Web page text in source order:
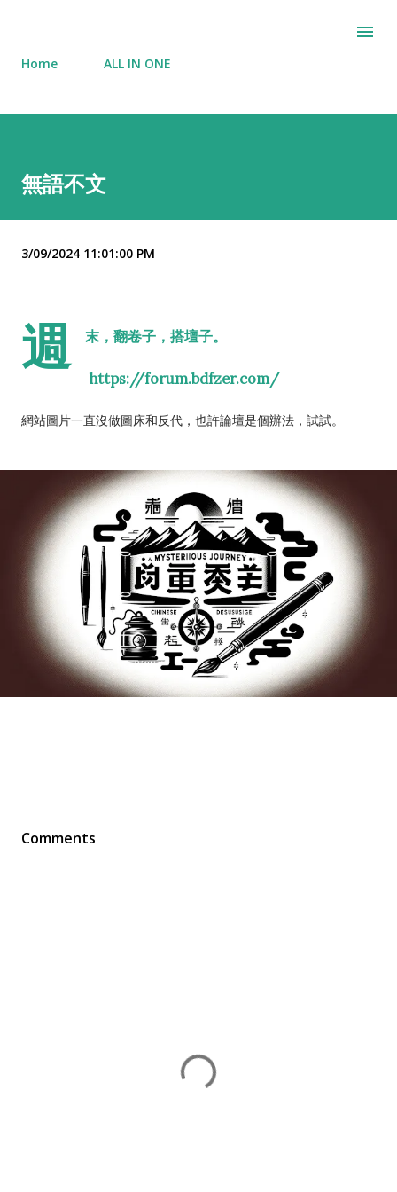
Home ALL IN ONE
無語不文
3/09/2024 11:01:00 PM
週 末，翻卷子，搭壇子。
https://forum.bdfzer.com/
網站圖片一直沒做圖床和反代，也許論壇是個辦法，試試。
Comments